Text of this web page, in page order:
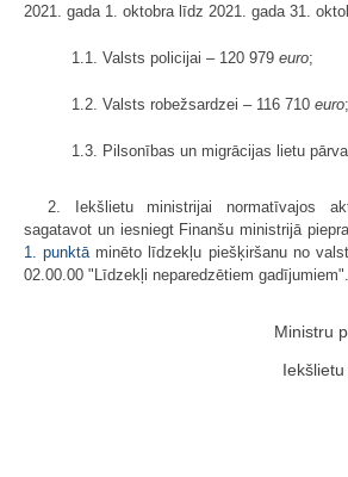
2021. gada 1. oktobra līdz 2021. gada 31.
1.1. Valsts policijai – 120 979 euro;
1.2. Valsts robežsardzei – 116 710 euro;
1.3. Pilsonības un migrācijas lietu
2. Iekšlietu ministrijai normatīvajos
sagatavot un iesniegt Finanšu ministrijā
1. punktā minēto līdzekļu piešķiršanu no
02.00.00 "Līdzekļi neparedzētiem gadījumiem".
Ministru